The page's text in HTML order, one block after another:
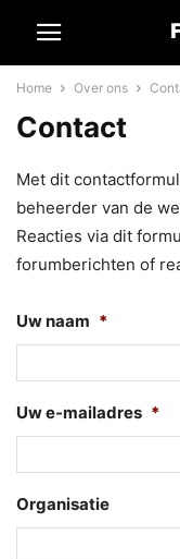
Home Over ons
Contact
Met dit
beheerder van de
Reacties via dit
forumberichten of
Uw naam *
Uw e-mailadres *
Organisatie